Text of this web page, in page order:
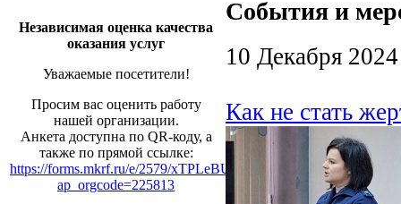
Независимая оценка качества
оказания услуг
Уважаемые посетители!
Просим вас оценить работу
нашей организации.
Анкета доступна по QR-коду, а
также по прямой ссылке:
https://forms.mkrf.ru/e/2579/xTPLeBU7/?
ap_orgcode=225813
События и
10 Декабря 2024
Как не стать